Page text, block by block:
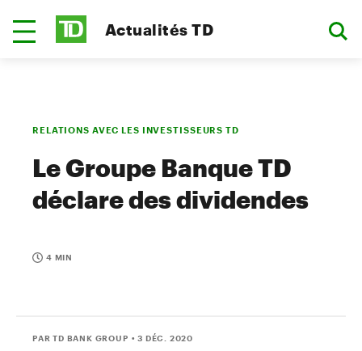
Actualités TD
RELATIONS AVEC LES INVESTISSEURS TD
Le Groupe Banque TD
déclare des dividendes
4 MIN
PAR TD BANK GROUP • 3 DÉC. 2020